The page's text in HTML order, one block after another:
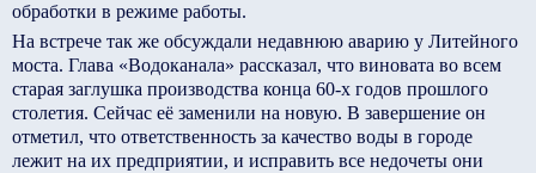
обработки в режиме работы.
На встрече так же обсуждали недавнюю аварию у Литейного
моста. Глава «Водоканала» рассказал, что виновата во всем
старая заглушка производства конца 60-х годов прошлого
столетия. Сейчас её заменили на новую. В завершение он
отметил, что ответственность за качество воды в городе
лежит на их предприятии, и исправить все недочеты они